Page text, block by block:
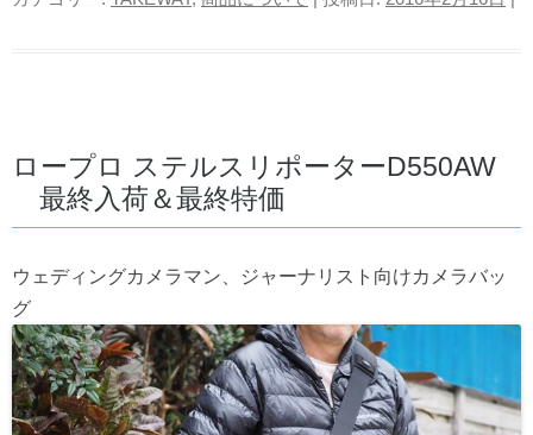
ロープロ ステルスリポーターD550AW
最終入荷＆最終特価
ウェディングカメラマン、ジャーナリスト向けカメラバッ
グ